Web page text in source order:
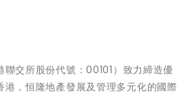
交所股份代號：00101）致力締造優
港，恒隆地產發展及管理多元化的國際